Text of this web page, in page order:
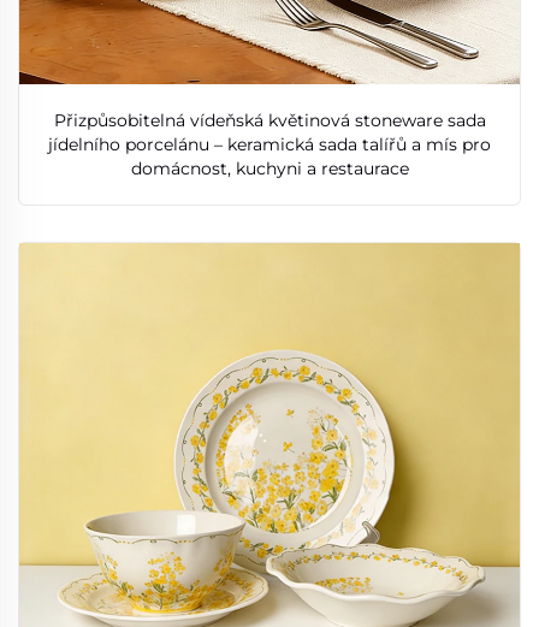
Přizpůsobitelná vídeňská květinová stoneware sada
jídelního porcelánu – keramická sada talířů a mís pro
domácnost, kuchyni a restaurace